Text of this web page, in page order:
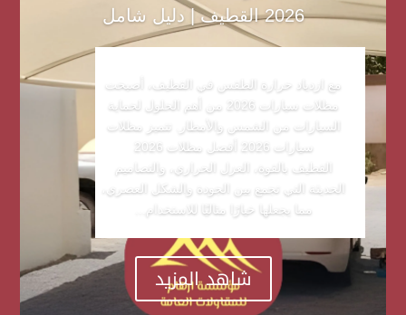
2026 القطيف | دليل شامل
مع ازدياد حرارة الطقس في القطيف، أصبحت
مظلات سيارات 2026 من أهم الحلول لحماية
السيارات من الشمس والأمطار. تتميز مظلات
سيارات 2026 أفضل مظلات 2026
القطيف بالقوة، العزل الحراري، والتصاميم
الحديثة التي تجمع بين الجودة والشكل العصري،
مما يجعلها خيارًا مثاليًا للاستخدام...
شاهد المزيد